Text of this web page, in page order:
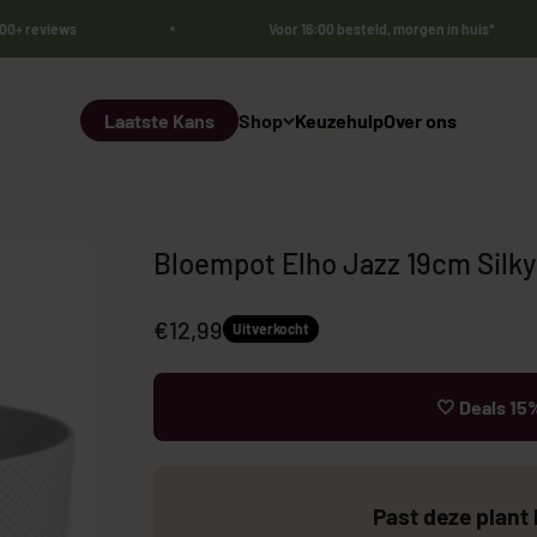
reviews Voor 16:00 besteld, morgen in huis*
Laatste Kans Shop KeuzehulpOver ons
Bloempot Elho Jazz 19cm
Aanbiedingsprijs
€12,99 Uitverkocht
🤍 Deals
Past deze plant